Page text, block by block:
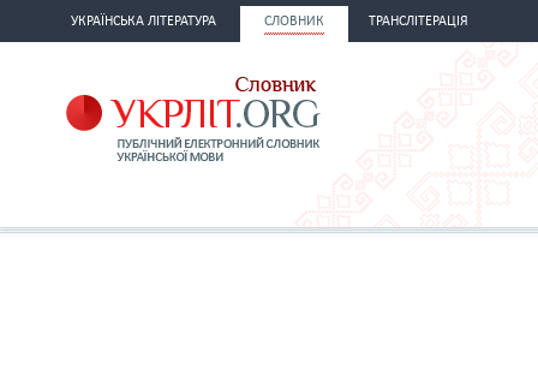
УКРАЇНСЬКА ЛІТЕРАТУРА СЛОВНИК ТРАНСЛІТЕРАЦІЯ